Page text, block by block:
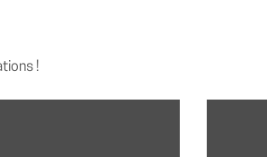
!